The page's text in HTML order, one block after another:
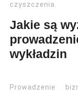
czyszczenia.
Jakie są
wykładzin
Prowadzenie